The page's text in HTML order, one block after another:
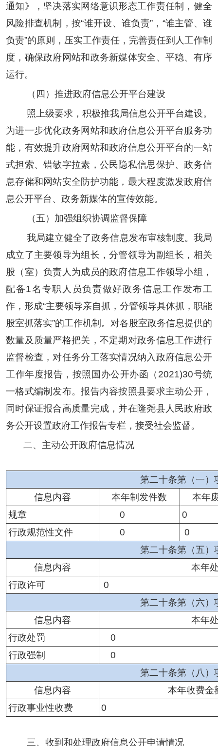
通知》，坚决落实网络意识形态工作责任制，健全
风险排查机制，按“谁开设、谁负责”，“谁主管、谁
负责”的原则，压实工作责任，完善责任到人工作制
度，确保政府网站和政务新媒体安全、平稳、有序
运行。
（ 四）推进政府信息公开平台建设
照上级要求，积极推我局信息公开平台建设。
为进一步优化政务网站和政府信息公开平台服务功
能，有效提升政府网站和政府信息公开平台的一站
式担索、错敏字拉素，公民隐私信思保护、政务信
息存储和网站安全防护功能，最大程度激发政府信
息公开平台、政务新媒体的宣传效能。
（五）加强组织协调监督保障
我局建立健全了政务信息发布审核制度。我局
成立了主要领导为组长，分管领导为副组长，相关
股（室）负责人为成员的政府信息工作领导小组，
配备1名专职人员负责做好政务信息工作发布工
作，形成“主要领导亲自抓，分管领导具体抓，职能
股室抓落实”的工作机制。对各股室政务信息提供的
数量及质量严格把关，不定期对政务信息工作进行
监督检查 ， 对任务分工落实情况纳入政府信息公开
工作年度报告，按照国办公开办函（ 2021)30号统
一格式编制发布。报告内容按照县要求主动公开，
同时保证报合高质量完成，并在隆尧县人民政府政
务公开设置政府工作报告专栏，接受社会监督。
二、主动公开政府信息情况
第二十条第（一）
信息内容
本年制发件数
本年
规章
0
0
行政规范性文件
0
0
第二十条第（五）
信息内容
本年
行政许可
0
第二十条第（六）
信息内容
本年
行政处罚
0
行政强制
0
第二十条第（八）
信息内容
本年收费金
行政事业性收费
0
三、收到和处理政府信息公开申请情况